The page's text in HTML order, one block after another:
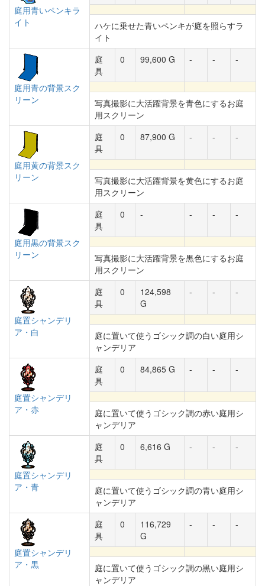
庭用青いペンキラ
イト
ハケに乗せた青いペンキが庭を照らすラ
イト
庭用青の背景スク
リーン
庭
具
0 99,600 G - - -
写真撮影に大活躍背景を青色にするお庭
用スクリーン
庭用黄の背景スク
リーン
庭
具
0 87,900 G - - -
写真撮影に大活躍背景を黄色にするお庭
用スクリーン
庭用黒の背景スク
リーン
庭
具
0 - - - -
写真撮影に大活躍背景を黒色にするお庭
用スクリーン
庭置シャンデリ
ア・白
庭
具
0
124,598
G
- - -
庭に置いて使うゴシック調の白い庭用シ
ャンデリア
庭置シャンデリ
ア・赤
庭
具
0 84,865 G - - -
庭に置いて使うゴシック調の赤い庭用シ
ャンデリア
庭置シャンデリ
ア・青
庭
具
0 6,616 G - - -
庭に置いて使うゴシック調の青い庭用シ
ャンデリア
庭置シャンデリ
ア・黒
庭
具
0
116,729
G
- - -
庭に置いて使うゴシック調の黒い庭用シ
ャンデリア